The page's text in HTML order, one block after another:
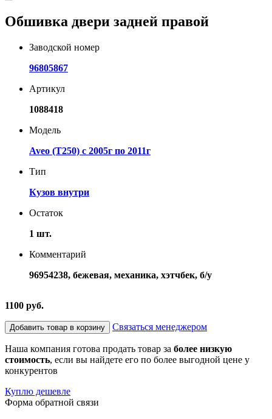
Обшивка двери задней правой
Заводской номер
96805867
Артикул
1088418
Модель
Aveo (T250) с 2005г по 2011г
Тип
Кузов внутри
Остаток
1 шт.
Комментарий
96954238, бежевая, механика, хэтчбек, б/у
1100 руб.
Добавить товар в корзину Связаться менеджером
Наша компания готова продать товар за более низкую
стоимость, если вы найдете его по более выгодной цене у
конкурентов
Куплю дешевле
Форма обратной связи